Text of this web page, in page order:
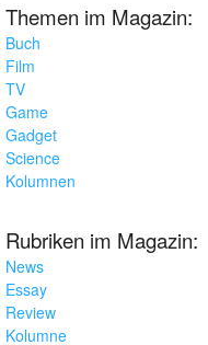
Themen im Magazin:
Buch
Film
TV
Game
Gadget
Science
Kolumnen
Rubriken im Magazin:
News
Essay
Review
Kolumne